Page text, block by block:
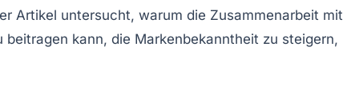
Artikel untersucht, warum die Zusammenarbeit mit
kann, die Markenbekanntheit zu steigern,